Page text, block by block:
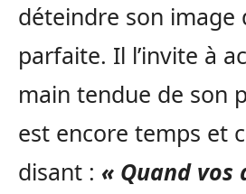
déteindre son image
parfaite. Il l’invite à
main tendue de son
est encore temps et
disant : « Quand vos